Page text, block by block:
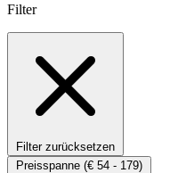
Filter
Filter zurücksetzen
Preisspanne (€ 54 - 179)